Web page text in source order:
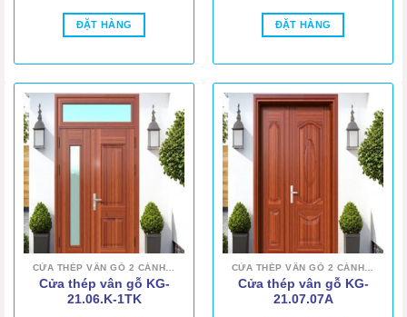
ĐẶT HÀNG ĐẶT HÀNG
CỬA THÉP VÂN GỖ 2 CÁNH LỆCH
Cửa thép vân gỗ KG-
21.06.K-1TK
CỬA THÉP VÂN GỖ 2 CÁNH LỆCH
Cửa thép vân gỗ KG-
21.07.07A